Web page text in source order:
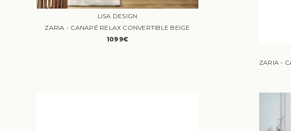
LISA DESIGN
ZARIA - CANAPÉ RELAX CONVERTIBLE BEIGE
1099€